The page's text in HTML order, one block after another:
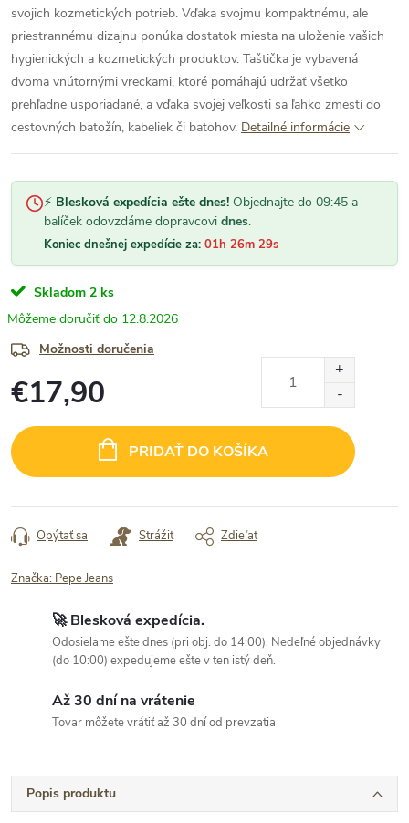
svojich kozmetických potrieb. Vďaka svojmu kompaktnému, ale
priestrannému dizajnu ponúka dostatok miesta na uloženie vašich
hygienických a kozmetických produktov. Taštička je vybavená
dvoma vnútornými vreckami, ktoré pomáhajú udržať všetko
prehľadne usporiadané, a vďaka svojej veľkosti sa ľahko zmestí do
cestovných batožín, kabeliek či batohov. Detailné informácie
⚡ Blesková expedícia ešte dnes! Objednajte do 09:45 a
balíček odovzdáme dopravcovi dnes.
Koniec dnešnej expedície za: 01h 26m 29s
Skladom 2 ks
12.8.2026
Možnosti doručenia
€17,90
cena:
PRIDAŤ DO KOŠÍKA
Opýtať sa Strážiť Zdieľať
Značka: Pepe Jeans
🚀 Blesková expedícia.
Odosielame ešte dnes (pri obj. do 14:00). Nedeľné objednávky
(do 10:00) expedujeme ešte v ten istý deň.
Až 30 dní na vrátenie
Tovar môžete vrátiť až 30 dní od prevzatia
Popis produktu